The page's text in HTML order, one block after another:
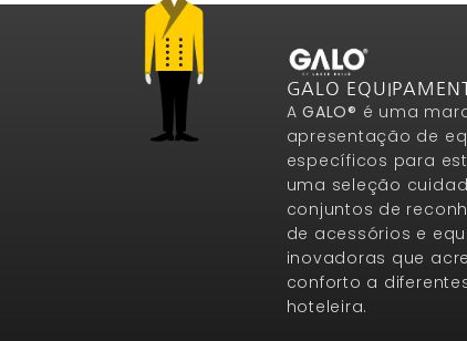
GALO
AGALO® é uma
apresentação de
específicos para
uma seleção
conjuntos de
de acessórios e
inovadoras que
conforto a
hoteleira.